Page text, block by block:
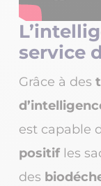
service
Grâce à des
est capable
positifles
des